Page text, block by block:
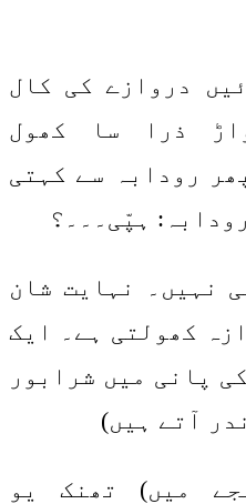
دروازے کی کال
ذرا سا کھول
رودابہ سے کہتی
ہپّی۔۔۔؟
نہیں۔ نہایت شان
کھولتی ہے۔ ایک
پانی میں شرابور
آتے ہیں)
میں) تھنک یو